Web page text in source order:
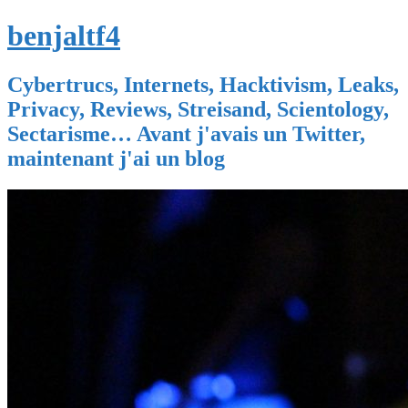
benjaltf4
Cybertrucs, Internets, Hacktivism, Leaks,
Privacy, Reviews, Streisand, Scientology,
Sectarisme… Avant j'avais un Twitter,
maintenant j'ai un blog